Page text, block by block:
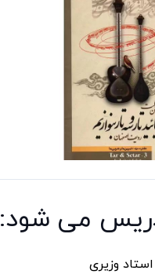
می شود:
وزیری